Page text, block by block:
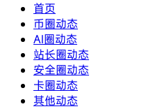
首页
币圈动态
AI圈动态
站长圈动态
安全圈动态
卡圈动态
其他动态